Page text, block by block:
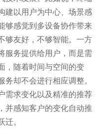
建以用户为中心、场景感
够感觉到多设备协作带来
够友好，不够智能。一方
服务提供给用户，而是需
，随着时间与空间的变
却不会进行相应调整。
需求变化以及精准的推荐
并感知客户的变化自动推
迁。